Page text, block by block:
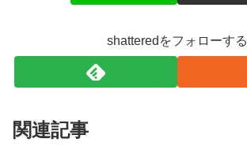
shatteredをフォローする
関連記事